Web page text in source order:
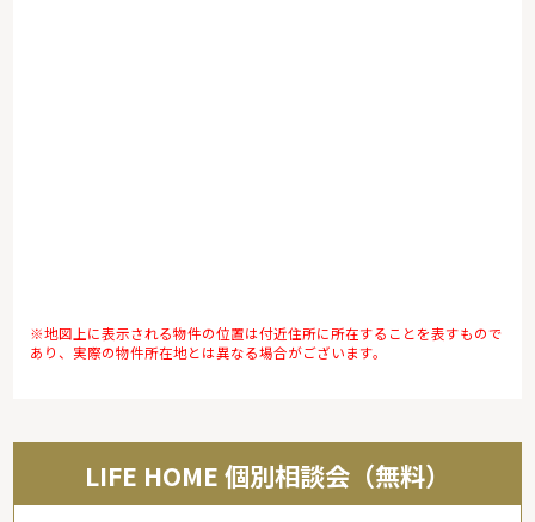
※地図上に表示される物件の位置は付近住所に所在することを表すもので
あり、実際の物件所在地とは異なる場合がございます。
LIFE HOME 個別相談会（無料）